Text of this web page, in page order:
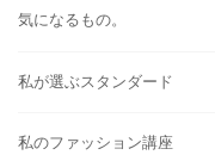
気になるもの。
私が選ぶスタンダード
私のファッション講座